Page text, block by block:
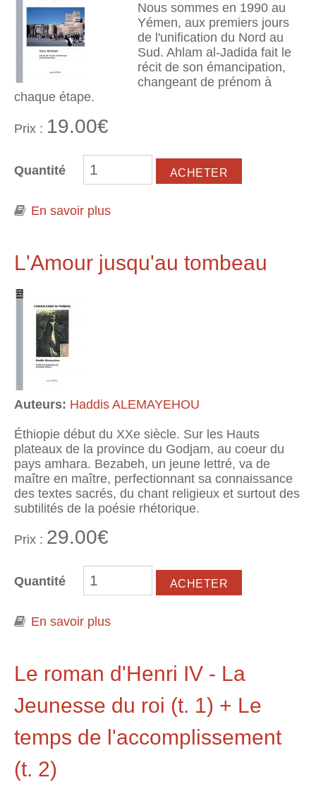
Nous sommes en 1990 au
Yémen, aux premiers jours
de l'unification du Nord au
Sud. Ahlam al-Jadida fait le
récit de son émancipation,
changeant de prénom à
chaque étape.
Prix : 19.00€
Quantité
En savoir plus
L'Amour jusqu'au tombeau
Auteurs: Haddis ALEMAYEHOU
Éthiopie début du XXe siècle. Sur les Hauts
plateaux de la province du Godjam, au coeur du
pays amhara. Bezabeh, un jeune lettré, va de
maître en maître, perfectionnant sa connaissance
des textes sacrés, du chant religieux et surtout des
subtilités de la poésie rhétorique.
Prix : 29.00€
Quantité
En savoir plus
Le roman d'Henri IV - La
Jeunesse du roi (t. 1) + Le
temps de l'accomplissement
(t. 2)